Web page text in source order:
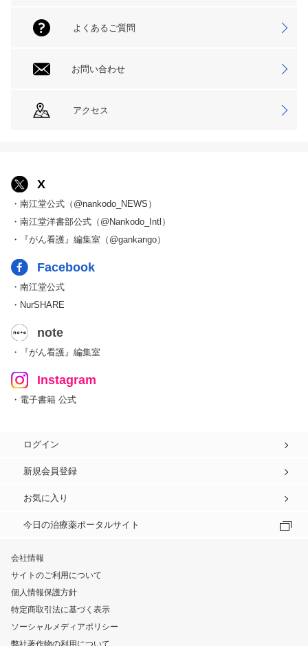
よくあるご質問
お問い合わせ
アクセス
X
・南江堂公式（@nankodo_NEWS）
・南江堂洋書部公式（@Nankodo_Intl）
・『がん看護』編集室（@gankango）
Facebook
・南江堂公式
・NurSHARE
note
・『がん看護』編集室
Instagram
・電子書籍 公式
ログイン
新規会員登録
お気に入り
今日の治療薬ポータルサイト
会社情報
サイトのご利用について
個人情報保護方針
特定商取引法に基づく表示
ソーシャルメディアポリシー
弊社著作物の利用について